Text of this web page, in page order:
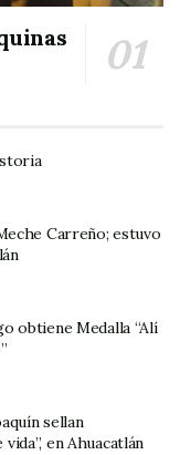
Carreño; estuvo
obtiene Medalla “Alí
sellan
en Ahuacatlán